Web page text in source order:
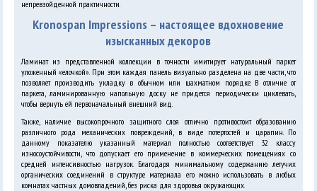
непревзойденной практичности.
Kronospan Impressions – настоящее вдохновение
изысканных декоров
Ламинат из представленной коллекции в точности имитирует натуральный паркет
уложенный «елочкой». При этом каждая панель визуально разделена на две части, что
позволяет производить укладку в обычном или шахматном порядке. В отличие от
паркета, ламинированную напольную доску не придется периодически циклевать,
чтобы вернуть ей первоначальный внешний вид.
Также, наличие высокопрочного защитного слоя отлично противостоит образованию
различного рода механических повреждений, в виде потертостей и царапин. По
данному показателю указанный материал полностью соответствует 32 классу
износоустойчивости, что допускает его применение в коммерческих помещениях со
средней интенсивностью нагрузок. Благодаря минимальному содержанию летучих
органических соединений в структуре материала его можно использовать в любых
комнатах частных домовладений, без риска для здоровья окружающих.